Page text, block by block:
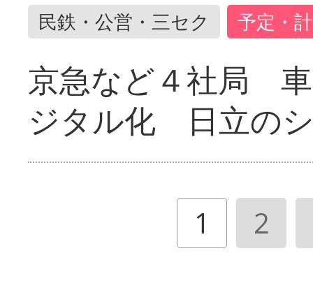
民鉄・公営・三セク 予定・
京急など４社局
ジタル化 日立の
1 2